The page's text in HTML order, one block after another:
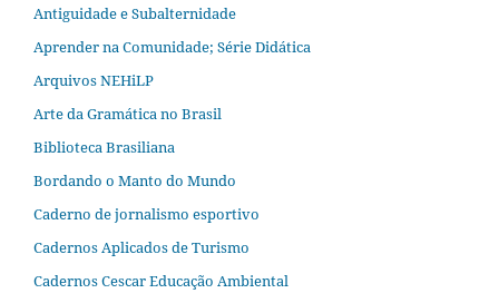
Antiguidade e Subalternidade
Aprender na Comunidade; Série Didática
Arquivos NEHiLP
Arte da Gramática no Brasil
Biblioteca Brasiliana
Bordando o Manto do Mundo
Caderno de jornalismo esportivo
Cadernos Aplicados de Turismo
Cadernos Cescar Educação Ambiental